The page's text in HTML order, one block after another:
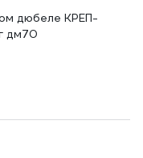
дюбеле КРЕП-
дм70